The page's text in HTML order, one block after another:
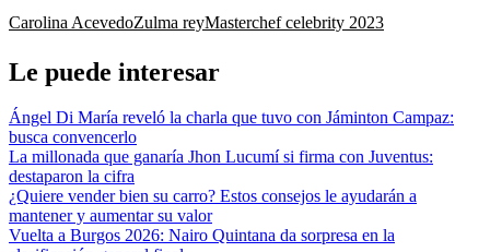
Carolina AcevedoZulma reyMasterchef celebrity 2023
Le puede interesar
Ángel Di María reveló la charla que tuvo con Jáminton Campaz:
busca convencerlo
La millonada que ganaría Jhon Lucumí si firma con Juventus:
destaparon la cifra
¿Quiere vender bien su carro? Estos consejos le ayudarán a
mantener y aumentar su valor
Vuelta a Burgos 2026: Nairo Quintana da sorpresa en la